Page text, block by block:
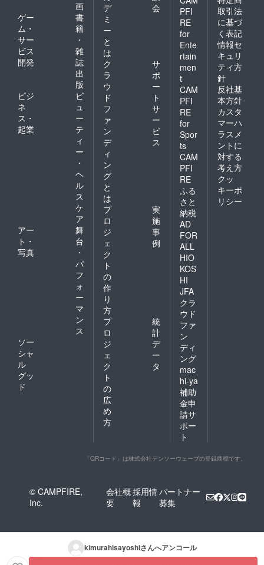
画
ゲー
ム・
サー
ビス
開発
書
籍
・
雑
誌
出
版
ビジ
ネ
ス・
起業
ビ
ュ
ー
テ
ィ
ー
・
ヘ
ル
ス
ケ
ア
アー
ト・
写真
舞
台
・
パ
フ
ォ
ー
マ
ン
ス
ソー
シャ
ル
グッ
ド
デ
ミ
ー
と
は
会
ク
ラ
ウ
ド
フ
ァ
ン
デ
ィ
ン
グ
と
は
サ
ポ
ー
ト
サ
ー
ビ
ス
プ
ロ
ジ
ェ
ク
ト
の
作
り
方
実
施
事
例
プ
ロ
ジ
ェ
ク
ト
の
広
め
方
統
計
デ
ー
タ
PFI
RE
for
Ente
rtain
men
t
CAM
PFI
RE
for
Spor
ts
CAM
PFI
RE
ふる
さと
納税
AD
FOR
ALL
HIO
KOS
HI
JFA
クラ
ウド
ファ
ン
ディ
ング
mac
hi-ya
補助
金申
請サ
ポー
ト
取引法
に基づ
く表記
情報セ
キュリ
ティ方
針
反社基
本方針
カスタ
マーハ
ラスメ
ントに
対する
考え方
クッ
キーポ
リシー
「QRコード」は株式会社デンソーウェーブの登録商標です。
© CAMPFIRE,
Inc.
会社概
要
採用情
報
パートナー
募集
kimurahisayoshiさんへアンコール